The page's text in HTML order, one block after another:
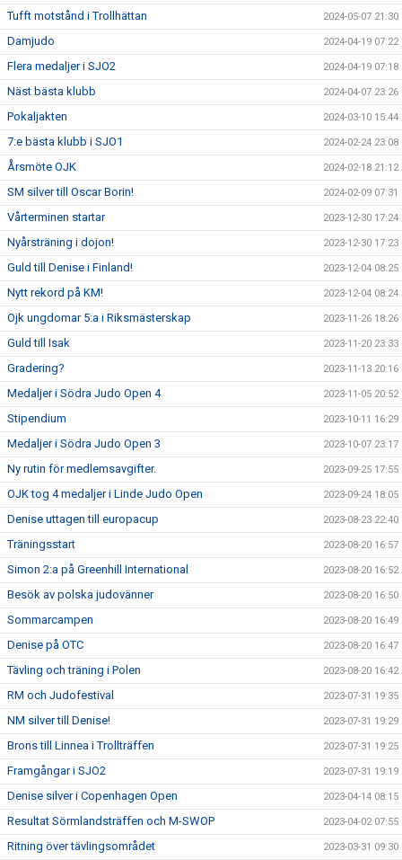
Tufft motstånd i Trollhättan 2024-05-07 21:30
Damjudo 2024-04-19 07:22
Flera medaljer i SJO2 2024-04-19 07:18
Näst bästa klubb 2024-04-07 23:26
Pokaljakten 2024-03-10 15:44
7:e bästa klubb i SJO1 2024-02-24 23:08
Årsmöte OJK 2024-02-18 21:12
SM silver till Oscar Borin! 2024-02-09 07:31
Vårterminen startar 2023-12-30 17:24
Nyårsträning i dojon! 2023-12-30 17:23
Guld till Denise i Finland! 2023-12-04 08:25
Nytt rekord på KM! 2023-12-04 08:24
Ojk ungdomar 5:a i Riksmästerskap 2023-11-26 18:26
Guld till Isak 2023-11-20 23:33
Gradering? 2023-11-13 20:16
Medaljer i Södra Judo Open 4 2023-11-05 20:52
Stipendium 2023-10-11 16:29
Medaljer i Södra Judo Open 3 2023-10-07 23:17
Ny rutin för medlemsavgifter. 2023-09-25 17:55
OJK tog 4 medaljer i Linde Judo Open 2023-09-24 18:05
Denise uttagen till europacup 2023-08-23 22:40
Träningsstart 2023-08-20 16:57
Simon 2:a på Greenhill International 2023-08-20 16:52
Besök av polska judovänner 2023-08-20 16:50
Sommarcampen 2023-08-20 16:49
Denise på OTC 2023-08-20 16:47
Tävling och träning i Polen 2023-08-20 16:42
RM och Judofestival 2023-07-31 19:35
NM silver till Denise! 2023-07-31 19:29
Brons till Linnea i Trollträffen 2023-07-31 19:25
Framgångar i SJO2 2023-07-31 19:19
Denise silver i Copenhagen Open 2023-04-14 08:15
Resultat Sörmlandsträffen och M-SWOP 2023-04-02 07:55
Ritning över tävlingsområdet 2023-03-31 09:30